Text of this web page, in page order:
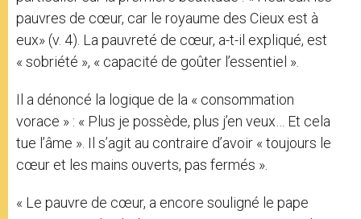
pauvres de cœur, car le royaume des Cieux est à
eux» (v. 4). La pauvreté de cœur, a-t-il expliqué, est
« sobriété », « capacité de goûter l’essentiel ».
Il a dénoncé la logique de la « consommation
vorace » : « Plus je possède, plus j’en veux… Et cela
tue l’âme ». Il s’agit au contraire d’avoir « toujours le
cœur et les mains ouverts, pas fermés ».
« Le pauvre de cœur, a encore souligné le pape